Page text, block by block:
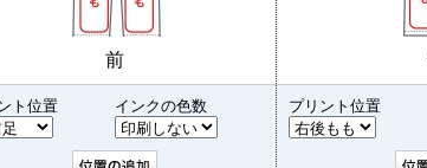
前
ト位置 インクの色数 プリント位置